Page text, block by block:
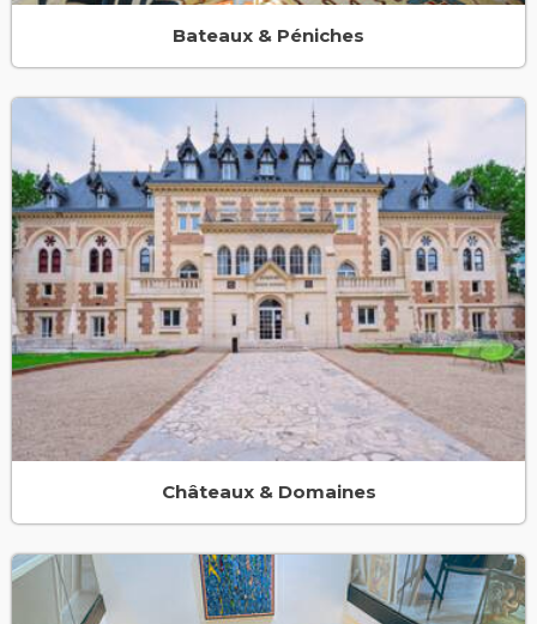
Bateaux & Péniches
Châteaux & Domaines